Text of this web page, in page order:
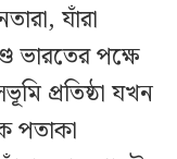
যাঁরা
ভারতের পক্ষে
প্রতিষ্ঠা যখন
পতাকা